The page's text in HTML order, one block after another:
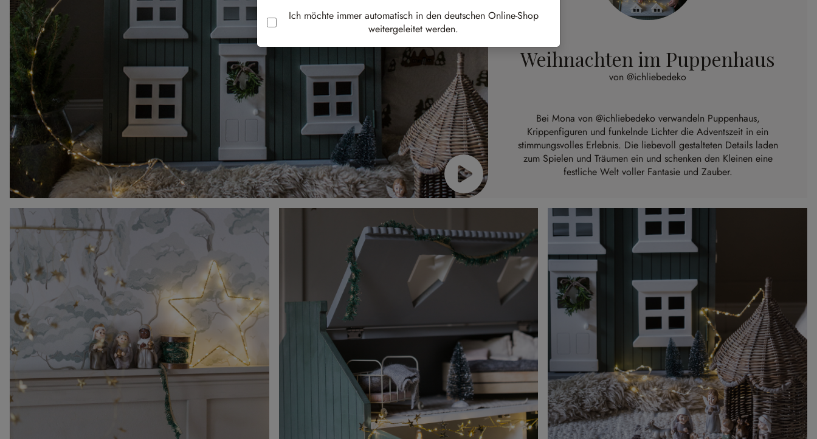
Weihnachten im Puppenhaus
von @ichliebedeko
Bei Mona von @ichliebedeko verwandeln Puppenhaus,
Krippenfiguren und funkelnde Lichter die Adventszeit in ein
stimmungsvolles Erlebnis. Die liebevoll gestalteten Details laden
zum Spielen und Träumen ein und schenken den Kleinen eine
festliche Welt voller Fantasie und Zauber.
Ich möchte immer automatisch in den deutschen Online-Shop
weitergeleitet werden.